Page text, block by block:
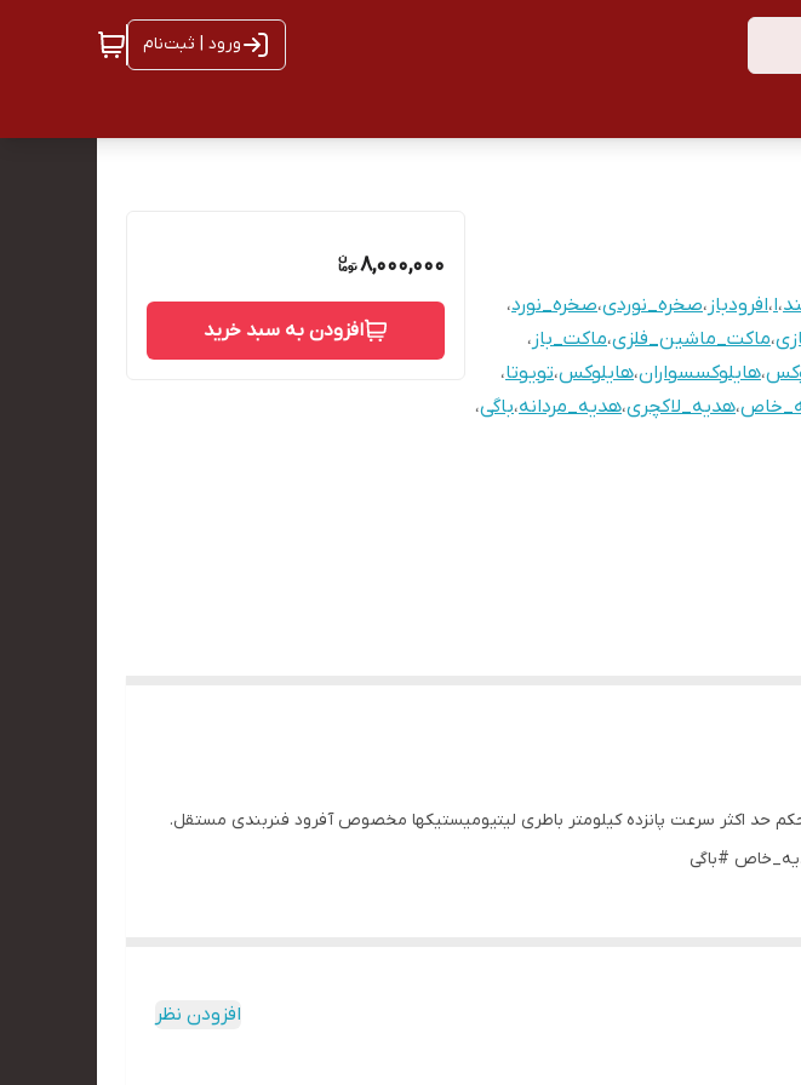
ورود | ثبت‌نام
،ا،افرودباز ،صخره_نوردی،صخره_نورد،
،ماکت_ماشین_فلزی،ماکت_باز ،
،هایلوکسسواران،هایلوکس،تویوتا،
،هدیه_لاکچری،هدیه_مردانه،باگی،
8,000,000
افزودن به سبد خرید
حد اکثر سرعت پانزده کیلومتر باطری لیتیومیستیکها مخصوص آفرود فنربندی مستقل.
#باگی
افزودن نظر